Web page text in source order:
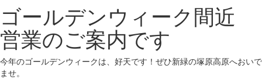
ゴールデンウィーク間近
営業のご案内です
今年のゴールデンウィークは、好天です！ぜひ新緑の塚原高原へおいで
ませ。